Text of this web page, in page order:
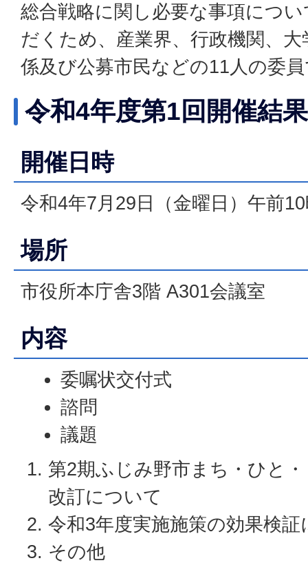
総合戦略に関し必要な事項につ
だくため、産業界、行政機関、
係及び公募市民などの11人の委
令和4年度第1回開催結果
開催日時
令和4年7月29日（金曜日）午前
場所
市役所本庁舎3階 A301会議室
内容
委嘱状交付式
諮問
議題
第2期ふじみ野市まち・ひと
改訂について
令和3年度実施施策の効果検証
その他